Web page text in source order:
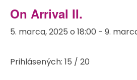
On Arrival II.
5. marca, 2025 o 18:00 - 9.
Prihlásených: 15 / 20